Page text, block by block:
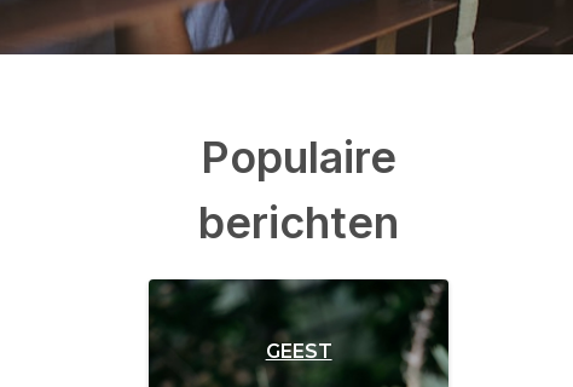
Populaire
berichten
GEEST